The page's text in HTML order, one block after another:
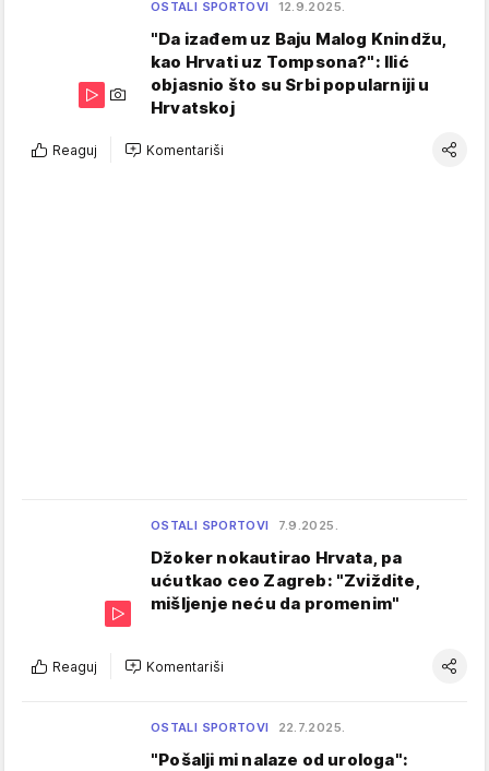
OSTALI SPORTOVI 12.9.2025.
"Da izađem uz Baju Malog Knindžu,
kao Hrvati uz Tompsona?": Ilić
objasnio što su Srbi popularniji u
Hrvatskoj
Reaguj Komentariši
OSTALI SPORTOVI 7.9.2025.
Džoker nokautirao Hrvata, pa
ućutkao ceo Zagreb: "Zviždite,
mišljenje neću da promenim"
Reaguj Komentariši
OSTALI SPORTOVI 22.7.2025.
"Pošalji mi nalaze od urologa":